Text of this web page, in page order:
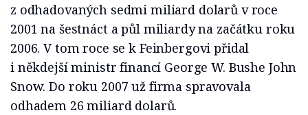
z odhadovaných sedmi miliard dolarů v roce
2001 na šestnáct a půl miliardy na začátku roku
2006. V tom roce se k Feinbergovi přidal
i někdejší ministr financí George W. Bushe John
Snow. Do roku 2007 už firma spravovala
odhadem 26 miliard dolarů.